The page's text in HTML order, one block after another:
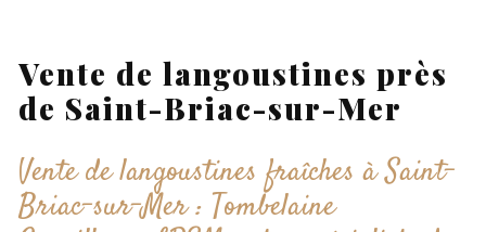
Vente de langoustines près
de Saint-Briac-sur-Mer
Vente de langoustines fraîches à Saint-
Briac-sur-Mer : Tombelaine